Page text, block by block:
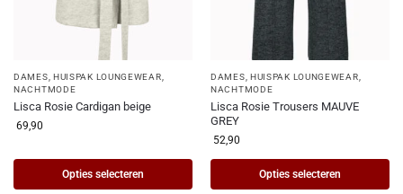
DAMES HUISPAK LOUNGEWEAR
NACHTMODE
Lisca Rosie Cardigan beige
69,90
Opties selecteren
DAMES HUISPAK LOUNGEWEAR
NACHTMODE
Lisca Rosie Trousers MAUVE
GREY
52,90
Opties selecteren